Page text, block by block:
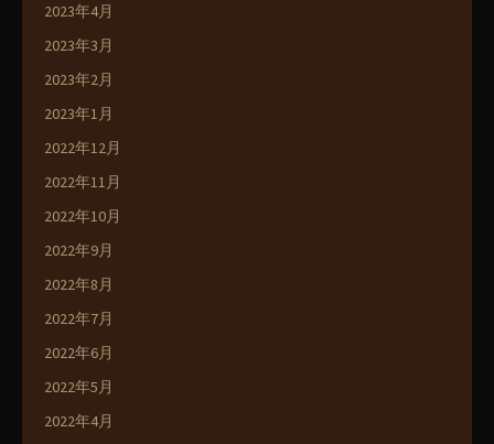
2023年4月
2023年3月
2023年2月
2023年1月
2022年12月
2022年11月
2022年10月
2022年9月
2022年8月
2022年7月
2022年6月
2022年5月
2022年4月